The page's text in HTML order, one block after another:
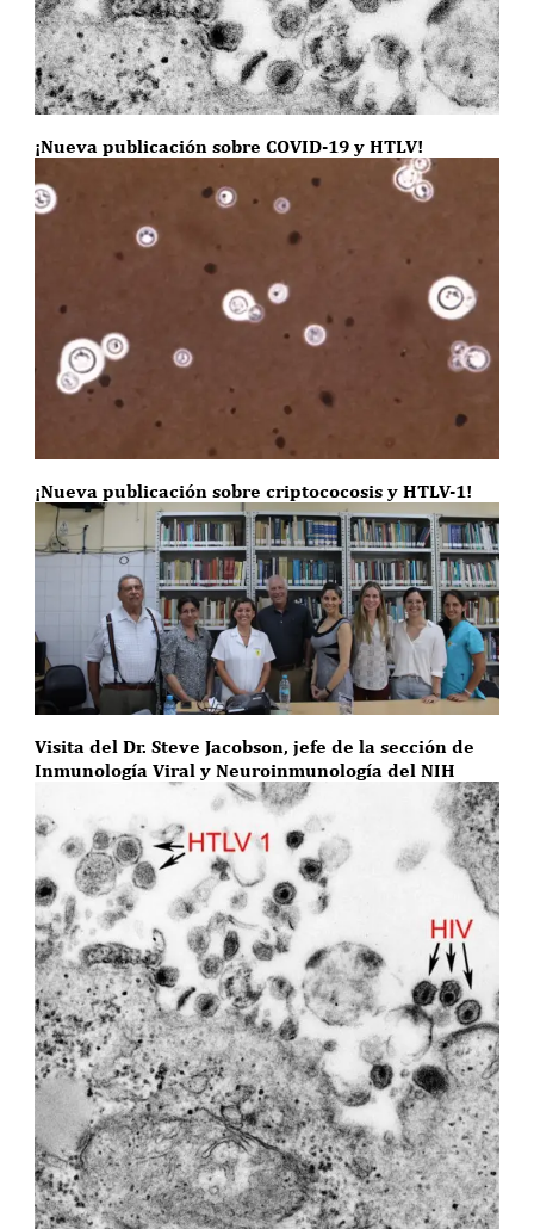
¡Nueva publicación sobre COVID-19 y HTLV!
¡Nueva publicación sobre criptococosis y HTLV-1!
Visita del Dr. Steve Jacobson, jefe de la sección de
Inmunología Viral y Neuroinmunología del NIH